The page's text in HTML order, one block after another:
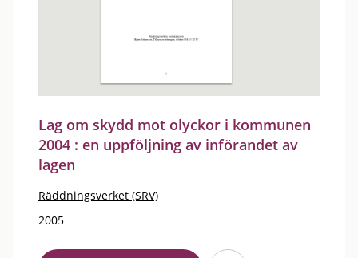
Lag om skydd mot olyckor i kommunen
2004 : en uppföljning av införandet av
lagen
Räddningsverket (SRV)
2005